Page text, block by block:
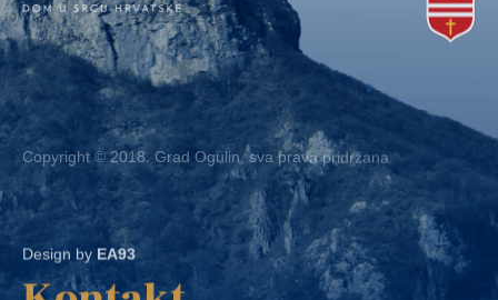
Copyright © 2018. Grad Ogulin, sva prava pridržana.
Design by EA93
Kontakt